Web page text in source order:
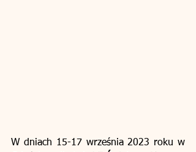
W dniach 15-17 września 2023 roku w